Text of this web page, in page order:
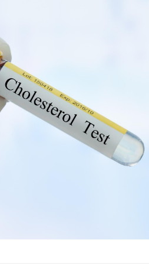
Grossesse et chaleur : ce
que dit la science